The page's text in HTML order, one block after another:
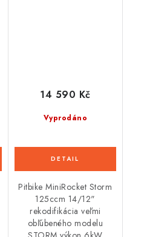
Vyprodáno
14 590 Kč
Pitbike MiniRocket Storm
125ccm 14/12"
rekodifikácia veľmi
obľúbeného modelu